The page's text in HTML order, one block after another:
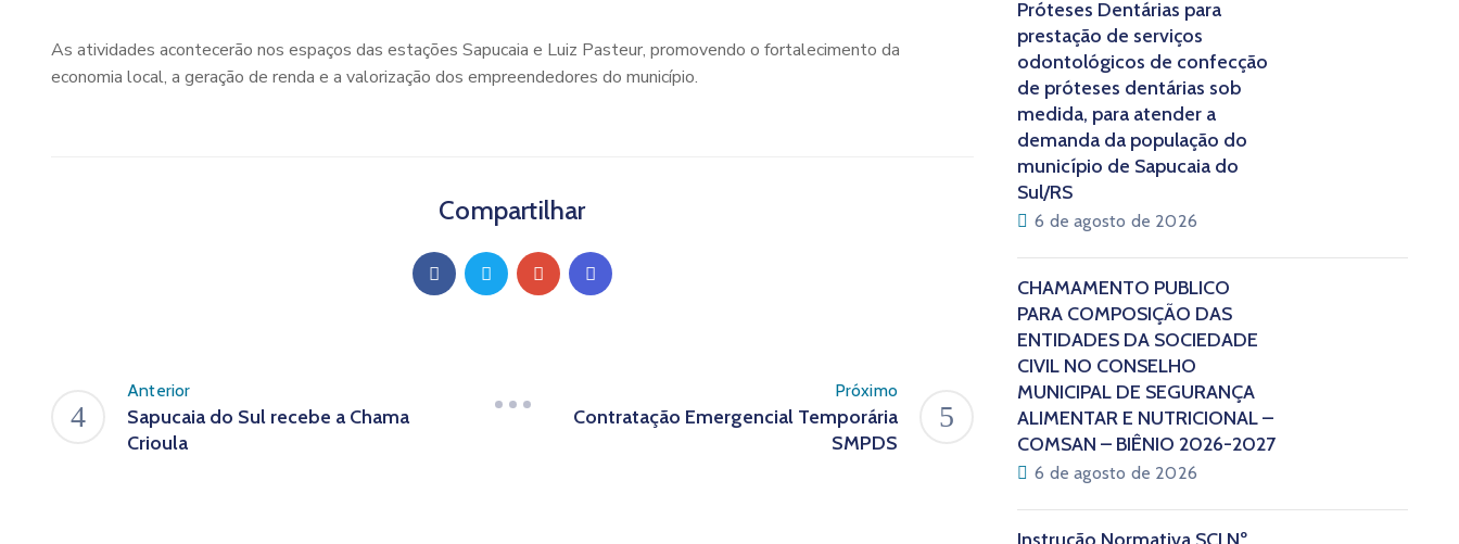
As atividades acontecerão nos espaços das estações Sapucaia e Luiz Pasteur, promovendo o fortalecimento da
economia local, a geração de renda e a valorização dos empreendedores do município.
Compartilhar
Anterior
Sapucaia do Sul recebe a Chama
Crioula
Próximo
Contratação Emergencial Temporária
SMPDS
Próteses Dentárias para
prestação de serviços
odontológicos de confecção
de próteses dentárias sob
medida, para atender a
demanda da população do
município de Sapucaia do
Sul/RS
6 de agosto de 2026
CHAMAMENTO PÚBLICO
PARA COMPOSIÇÃO DAS
ENTIDADES DA SOCIEDADE
CIVIL NO CONSELHO
MUNICIPAL DE SEGURANÇA
ALIMENTAR E NUTRICIONAL –
COMSAN – BIÊNIO 2026-2027
6 de agosto de 2026